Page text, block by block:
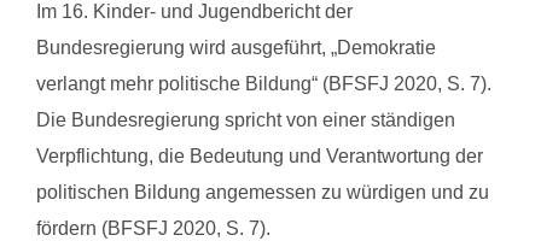
Im 16. Kinder- und Jugendbericht der
Bundesregierung wird ausgeführt, „Demokratie
verlangt mehr politische Bildung“ (BFSFJ 2020, S. 7).
Die Bundesregierung spricht von einer ständigen
Verpflichtung, die Bedeutung und Verantwortung der
politischen Bildung angemessen zu würdigen und zu
fördern (BFSFJ 2020, S. 7).